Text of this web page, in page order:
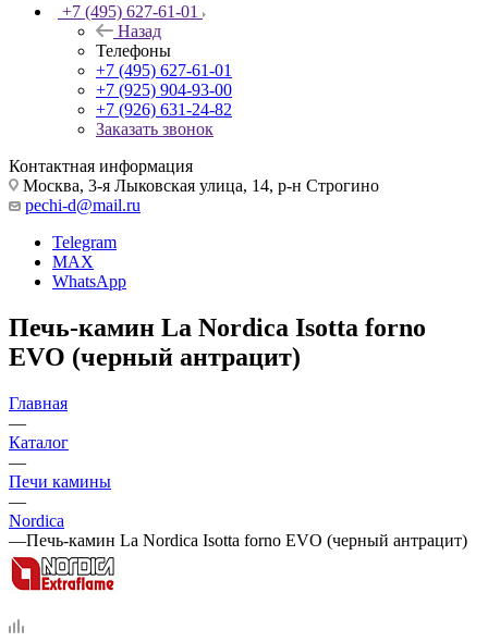
+7 (495) 627-61-01
Назад
Телефоны
+7 (495) 627-61-01
+7 (925) 904-93-00
+7 (926) 631-24-82
Заказать звонок
Контактная информация
Москва, 3-я Лыковская улица, 14, р-н Строгино
pechi-d@mail.ru
Telegram
MAX
WhatsApp
Печь-камин La Nordica Isotta forno
EVO (черный антрацит)
Главная
—
Каталог
—
Печи камины
—
Nordica
—Печь-камин La Nordica Isotta forno EVO (черный антрацит)